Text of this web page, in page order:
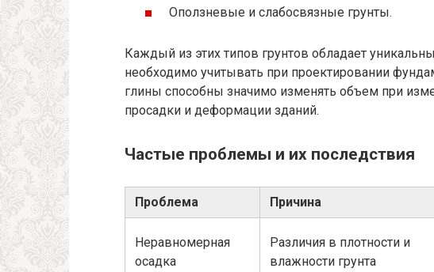
Оползневые и слабосвязные грунты.
Каждый из этих типов грунтов обладает
необходимо учитывать при проектировании
глины способны значимо изменять объем при
просадки и деформации зданий.
Частые проблемы и их последствия
Проблема Причина
Неравномерная
осадка
Различия в плотности и
влажности грунта